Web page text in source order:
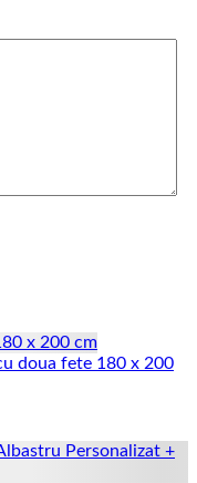
doua fete 180 x 200